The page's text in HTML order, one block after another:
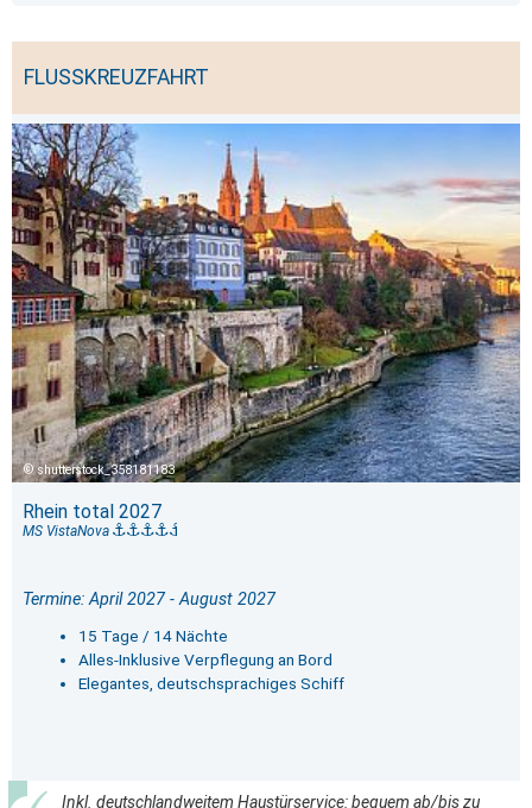
FLUSSKREUZFAHRT
shutterstock_358181183
Rhein total 2027
MS VistaNova
Termine: April 2027 - August 2027
15 Tage / 14 Nächte
Alles-Inklusive Verpflegung an Bord
Elegantes, deutschsprachiges Schiff
Inkl. deutschlandweitem Haustürservice: bequem ab/bis zu